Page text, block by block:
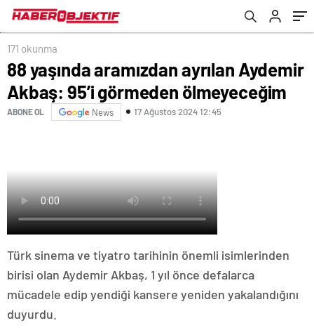
171 okunma
88 yaşında aramızdan ayrılan Aydemir
Akbaş: 95’i görmeden ölmeyeceğim
ABONE OL News 17 Ağustos 2024 12:45
Türk sinema ve tiyatro tarihinin önemli isimlerinden
birisi olan Aydemir Akbaş, 1 yıl önce defalarca
mücadele edip yendiği kansere yeniden yakalandığını
duyurdu.